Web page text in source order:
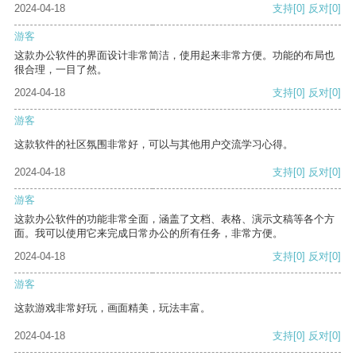
2024-04-18
支持[0] 反对[0]
游客
这款办公软件的界面设计非常简洁，使用起来非常方便。功能的布局也
很合理，一目了然。
2024-04-18
支持[0] 反对[0]
游客
这款软件的社区氛围非常好，可以与其他用户交流学习心得。
2024-04-18 支持[0] 反对[0]
游客
这款办公软件的功能非常全面，涵盖了文档、表格、演示文稿等各个方
面。我可以使用它来完成日常办公的所有任务，非常方便。
2024-04-18
支持[0] 反对[0]
游客
这款游戏非常好玩，画面精美，玩法丰富。
2024-04-18 支持[0] 反对[0]